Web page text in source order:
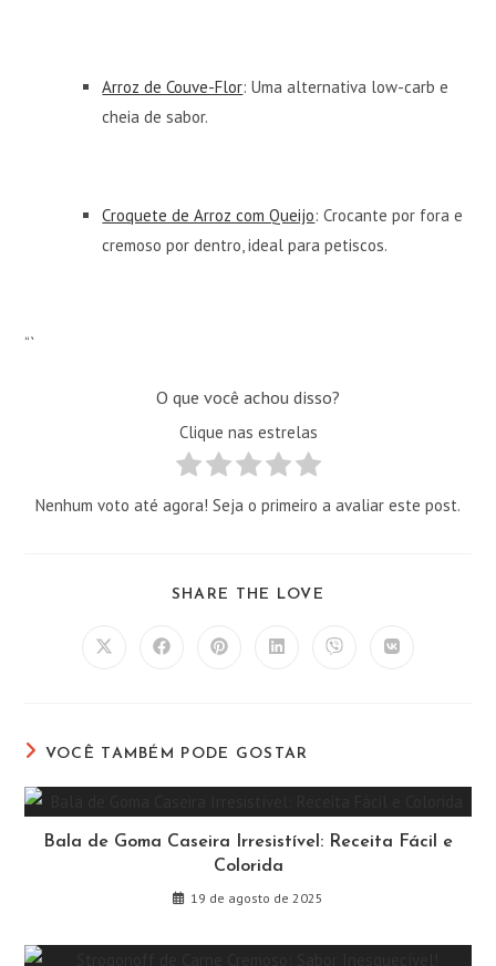
Arroz de Couve-Flor: Uma alternativa low-carb e
cheia de sabor.
Croquete de Arroz com Queijo: Crocante por fora e
cremoso por dentro, ideal para petiscos.
“`
O que você achou disso?
Clique nas estrelas
Nenhum voto até agora! Seja o primeiro a avaliar este post.
SHARE THE LOVE
Abre Abre Abre Abre Abre Abre
VOCÊ TAMBÉM PODE GOSTAR
Bala de Goma Caseira Irresistível: Receita Fácil e
Colorida
19 de agosto de 2025